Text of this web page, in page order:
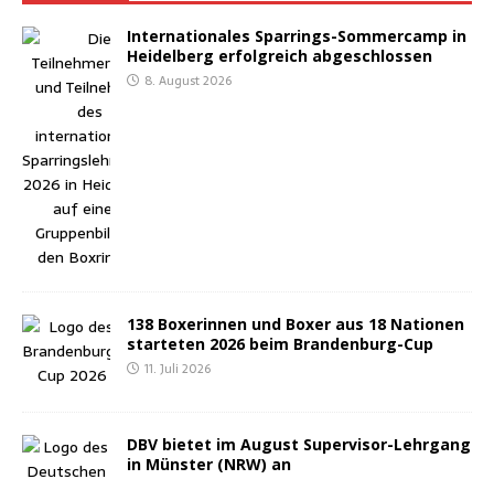
Inter­na­tio­na­les Spar­rings-Som­mer­camp in
Hei­del­berg erfolg­reich abgeschlossen
8. August 2026
138 Boxe­rin­nen und Boxer aus 18 Natio­nen
star­te­ten 2026 beim Brandenburg-Cup
11. Juli 2026
DBV bie­tet im August Super­vi­sor-Lehr­gang
in Müns­ter (NRW) an